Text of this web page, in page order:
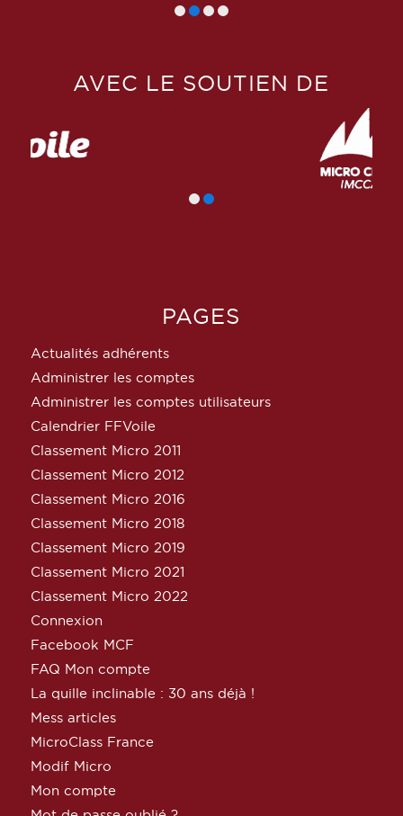
AVEC LE SOUTIEN DE
PAGES
Actualités adhérents
Administrer les comptes
Administrer les comptes utilisateurs
Calendrier FFVoile
Classement Micro 2011
Classement Micro 2012
Classement Micro 2016
Classement Micro 2018
Classement Micro 2019
Classement Micro 2021
Classement Micro 2022
Connexion
Facebook MCF
FAQ Mon compte
La quille inclinable : 30 ans déjà !
Mess articles
MicroClass France
Modif Micro
Mon compte